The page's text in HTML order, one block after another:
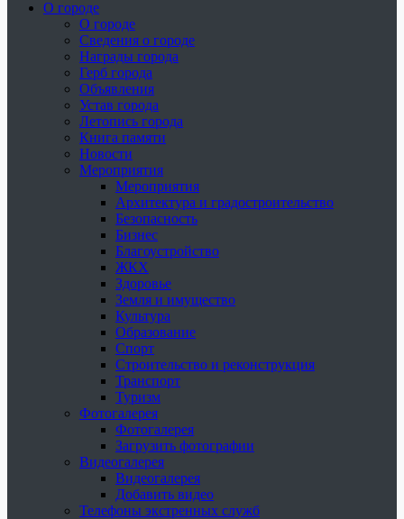
О городе
О городе
Сведения о городе
Награды города
Герб города
Объявления
Устав города
Летопись города
Книга памяти
Новости
Мероприятия
Мероприятия
Архитектура и градостроительство
Безопасность
Бизнес
Благоустройство
ЖКХ
Здоровье
Земля и имущество
Культура
Образование
Спорт
Строительство и реконструкция
Транспорт
Туризм
Фотогалерея
Фотогалерея
Загрузить фотографии
Видеогалерея
Видеогалерея
Добавить видео
Телефоны экстренных служб